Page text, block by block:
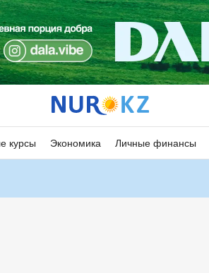
курсы Экономика Личные финансы